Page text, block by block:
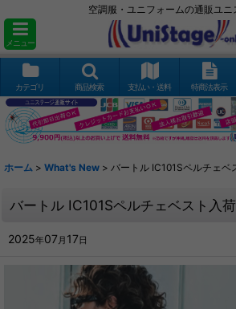
空調服・ユニフォームの通販ユニ
メニュー
カテゴリ 商品検索 支払い・送料 特商法表示
ホーム > What's New > バートル IC101Sペルチェベ
バートル IC101Sペルチェベスト入荷
2025年07 月 17 日